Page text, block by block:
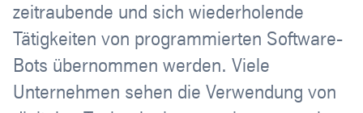
zeitraubende und sich wiederholende
Tätigkeiten von programmierten Software-
Bots übernommen werden. Viele
Unternehmen sehen die Verwendung von